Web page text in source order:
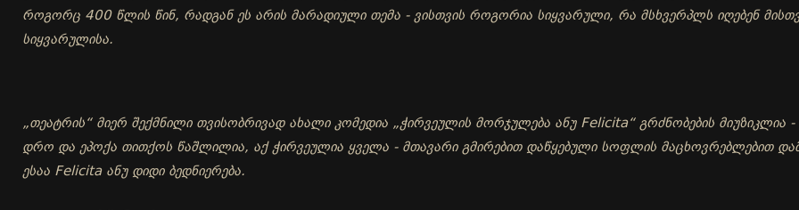
როგორც 400 წლის წინ, რადგან ეს არის მარადიული თემა - ვისთვის როგორია სიყვარული, რა მსხვერპლს იღებენ
სიყვარულისა.
„თეატრის“ მიერ შექმნილი თვისობრივად ახალი კომედია „ჭირვეულის მორჯულება ანუ Felicita“ გრძნობების მიუზიკლია
დრო და ეპოქა თითქოს წაშლილია, აქ ჭირვეულია ყველა - მთავარი გმირებით დაწყებული სოფლის მაცხოვრებლებით
ესაა Felicita ანუ დიდი ბედნიერება.